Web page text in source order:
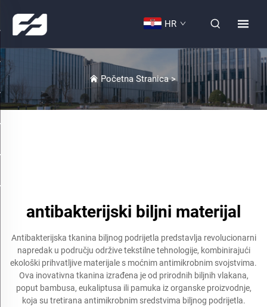
HR
Početna Stranica>
antibakterijski biljni materijal
Antibakterijska tkanina biljnog podrijetla predstavlja revolucionarni
napredak u području održive tekstilne tehnologije, kombinirajući
ekološki prihvatljive materijale s moćnim antimikrobnim svojstvima.
Ova inovativna tkanina izrađena je od prirodnih biljnih vlakana,
poput bambusa, eukaliptusa ili pamuka iz organske proizvodnje,
koja su tretirana antimikrobnim sredstvima biljnog podrijetla.